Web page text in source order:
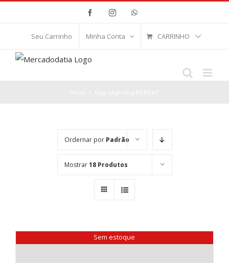
conteúdo
FacebookInstagramWhatsApp
Seu Carrinho Minha Conta CARRINHO
Ordernar por Padrão
Mostrar18 Produtos
Sem estoque